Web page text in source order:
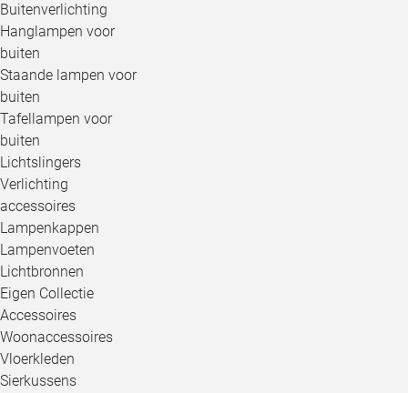
Buitenverlichting
Hanglampen voor
buiten
Staande lampen voor
buiten
Tafellampen voor
buiten
Lichtslingers
Verlichting
accessoires
Lampenkappen
Lampenvoeten
Lichtbronnen
Eigen Collectie
Accessoires
Woonaccessoires
Vloerkleden
Sierkussens